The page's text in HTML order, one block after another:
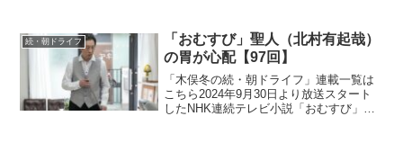
く本作。困難な時代に生まれながらも仲
間たちと切磋琢磨...
続・朝ドライフ
「おむすび」聖人（北村有起哉）
の胃が心配【97回】
「木俣冬の続・朝ドライフ」連載一覧は
こちら2024年9月30日より放送スタート
したNHK連続テレビ小説「おむすび」。